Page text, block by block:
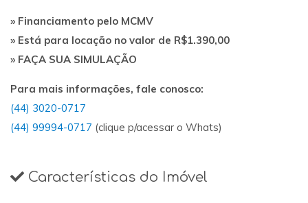
» Financiamento pelo MCMV
» Está para locação no valor de R$1.390,00
» FAÇA SUA SIMULAÇÃO
Para mais informações, fale conosco:
(44) 3020-0717
(44) 99994-0717 (clique p/acessar o Whats)
Características do Imóvel